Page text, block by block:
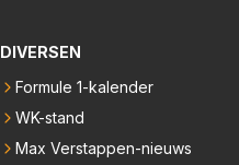
DIVERSEN
Formule 1-kalender
WK-stand
Max Verstappen-nieuws